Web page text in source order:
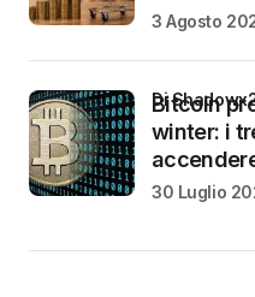
3 Agosto
Bitcoin
winter: i
di
30 Luglio